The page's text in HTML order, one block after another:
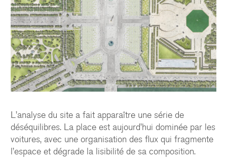
L’analyse du site a fait apparaître une série de
déséquilibres. La place est aujourd’hui dominée par les
voitures, avec une organisation des flux qui fragmente
l’espace et dégrade la lisibilité de sa composition.